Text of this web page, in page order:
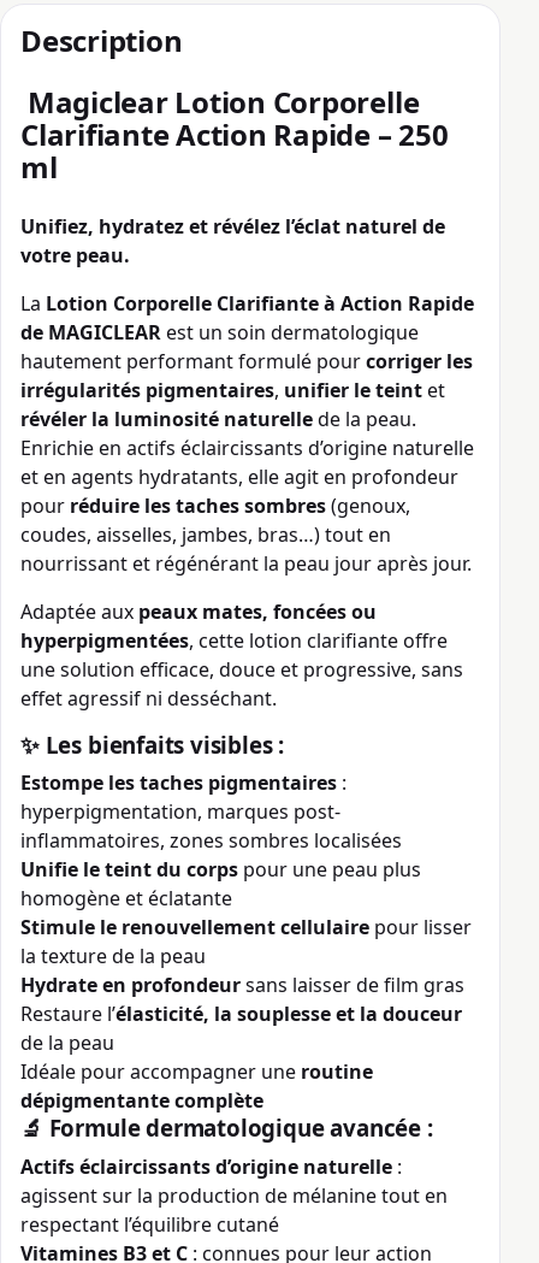
Description
Magiclear Lotion Corporelle
Clarifiante Action Rapide – 250
ml
Unifiez, hydratez et révélez l’éclat naturel de
votre peau.
La Lotion Corporelle Clarifiante à Action Rapide
de MAGICLEARest un soin dermatologique
hautement performant formulé pourcorriger les
irrégularités pigmentaires, unifier le teintet
révéler la luminosité naturellede la peau.
Enrichie en actifs éclaircissants d’origine naturelle
et en agents hydratants, elle agit en profondeur
pour réduire les taches sombres(genoux,
coudes, aisselles, jambes, bras…) tout en
nourrissant et régénérant la peau jour après jour.
Adaptée aux peaux mates, foncées ou
hyperpigmentées, cette lotion clarifiante offre
une solution efficace, douce et progressive, sans
effet agressif ni desséchant.
✨ Les bienfaits visibles :
Estompe les taches pigmentaires :
hyperpigmentation, marques post-
inflammatoires, zones sombres localisées
Unifie le teint du corps pour une peau plus
homogène et éclatante
Stimule le renouvellement cellulaire pour lisser
la texture de la peau
Hydrate en profondeursans laisser de film gras
Restaure l’élasticité, la souplesse et la douceur
de la peau
Idéale pour accompagner une routine
dépigmentante complète
🔬 Formule dermatologique avancée :
Actifs éclaircissants d’origine naturelle :
agissent sur la production de mélanine tout en
respectant l’équilibre cutané
Vitamines B3 et C : connues pour leur action